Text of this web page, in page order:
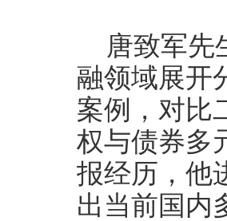
唐致军先
融领域展开
案例，对比
权与债券多
报经历，他
出当前国内